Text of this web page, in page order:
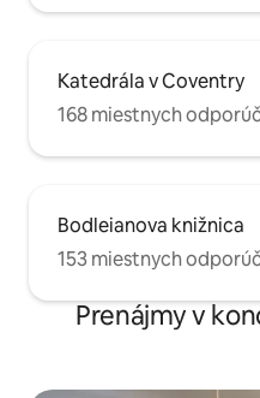
Katedrála v Coventry
168 miestnych
Bodleianova knižnica
153 miestnych
Prenájmy v